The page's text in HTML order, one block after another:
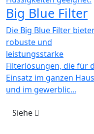
Big Blue Filter
Die Big Blue Filter
robuste und
leistungsstarke
Filterlösungen, die für
Einsatz im ganzen Haus
und im gewerblic...
Siehe